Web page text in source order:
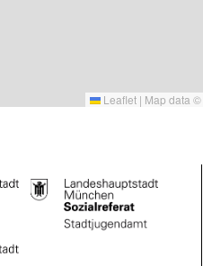
Leaflet | Map data ©